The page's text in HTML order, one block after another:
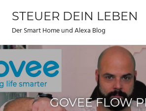
Inhalt
springen
STEUER DEIN LEBEN
Der Smart Home und Alexa Blog
GOVEE FLOW